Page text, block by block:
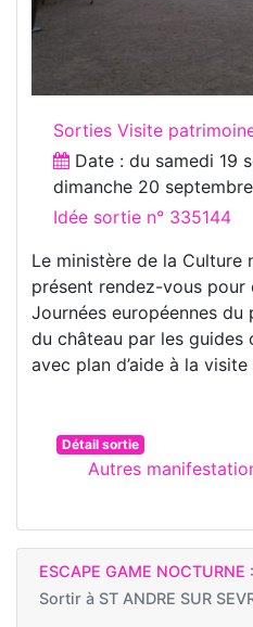
Sorties Visite
Date : du samedi 19
dimanche 20
Idée sortie n° 335144
Le ministère de la Culture
présent rendez-vous
Journées européennes
du château par les guides
avec plan d’aide à la
Détail sortie
Autres
ESCAPE GAME NOCTURNE
Sortir à ST ANDRE SUR